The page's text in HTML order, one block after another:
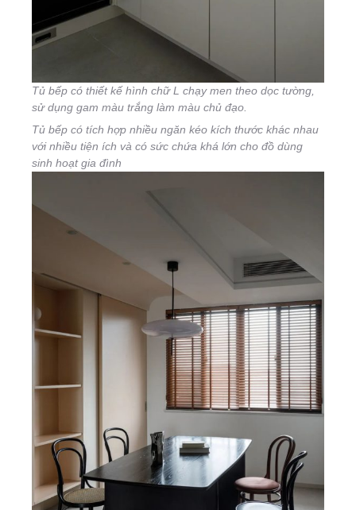
Tủ bếp có thiết kế hình chữ L chạy men theo dọc tường,
sử dụng gam màu trắng làm màu chủ đạo.
Tủ bếp có tích hợp nhiều ngăn kéo kích thước khác nhau
với nhiều tiện ích và có sức chứa khá lớn cho đồ dùng
sinh hoạt gia đình